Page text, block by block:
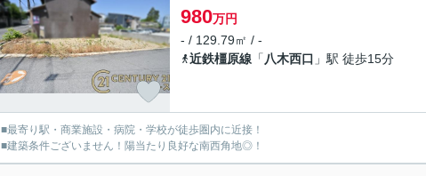
980万円
- / 129.79㎡ / -
近鉄橿原線 「 八木西口 」駅 徒歩15分
■最寄り駅・商業施設・病院・学校が徒歩圏内に近接！
■建築条件ございません！陽当たり良好な南西角地◎！